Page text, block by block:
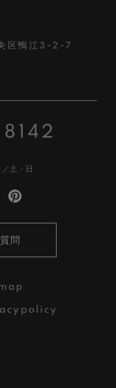
区鴨江3-2-7
土・日
問